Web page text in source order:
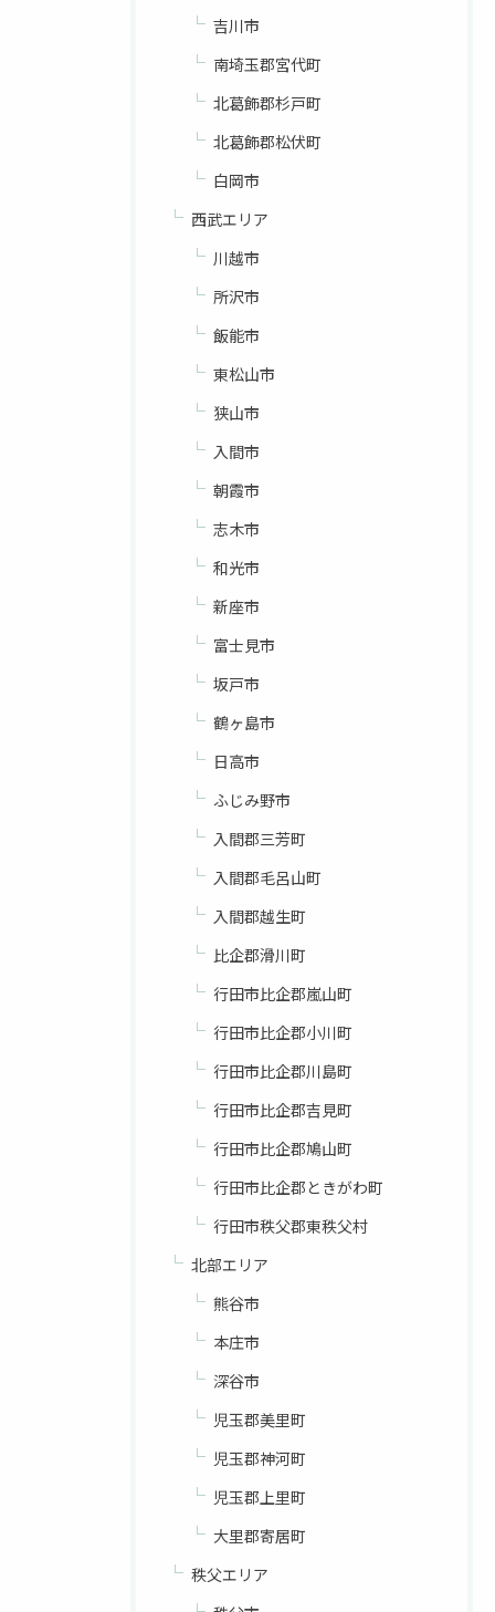
吉川市
南埼玉郡宮代町
北葛飾郡杉戸町
北葛飾郡松伏町
白岡市
西武エリア
川越市
所沢市
飯能市
東松山市
狭山市
入間市
朝霞市
志木市
和光市
新座市
富士見市
坂戸市
鶴ヶ島市
日高市
ふじみ野市
入間郡三芳町
入間郡毛呂山町
入間郡越生町
比企郡滑川町
行田市比企郡嵐山町
行田市比企郡小川町
行田市比企郡川島町
行田市比企郡吉見町
行田市比企郡鳩山町
行田市比企郡ときがわ町
行田市秩父郡東秩父村
北部エリア
熊谷市
本庄市
深谷市
児玉郡美里町
児玉郡神河町
児玉郡上里町
大里郡寄居町
秩父エリア